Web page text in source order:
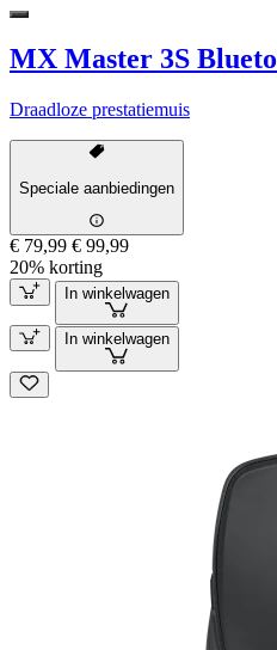
MX Master 3S
Draadloze prestatiemuis
Speciale aanbiedingen
€ 79,99 € 99,99
20% korting
In winkelwagen
In winkelwagen